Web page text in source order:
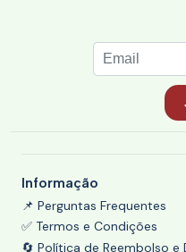
Informação
📌 Perguntas Frequentes
✅ Termos e Condições
🔄 Política de Reembolso e